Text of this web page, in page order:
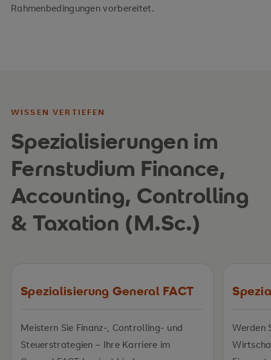
Rahmenbedingungen vorbereitet.
WISSEN VERTIEFEN
Spezialisierungen im
Fernstudium Finance,
Accounting, Controlling
& Taxation (M.Sc.)
Spezialisierung General FACT
Meistern Sie Finanz-, Controlling- und
Steuerstrategien – Ihre Karriere im
Werden